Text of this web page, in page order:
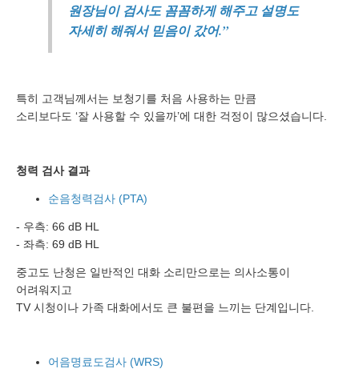
원장님이 검사도 꼼꼼하게 해주고 설명도
자세히 해줘서 믿음이 갔어.”
특히 고객님께서는 보청기를 처음 사용하는 만큼
소리보다도 ‘잘 사용할 수 있을까’에 대한 걱정이 많으셨습니다.
청력 검사 결과
순음청력검사 (PTA)
- 우측: 66 dB HL
- 좌측: 69 dB HL
중고도 난청은 일반적인 대화 소리만으로는 의사소통이
어려워지고
TV 시청이나 가족 대화에서도 큰 불편을 느끼는 단계입니다.
어음명료도검사 (WRS)바로 예약하기